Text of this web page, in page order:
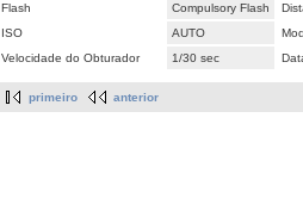
Flash
Compulsory Flash
ISO
AUTO
Velocidade do Obturador
1/30 sec
primeiro anterior